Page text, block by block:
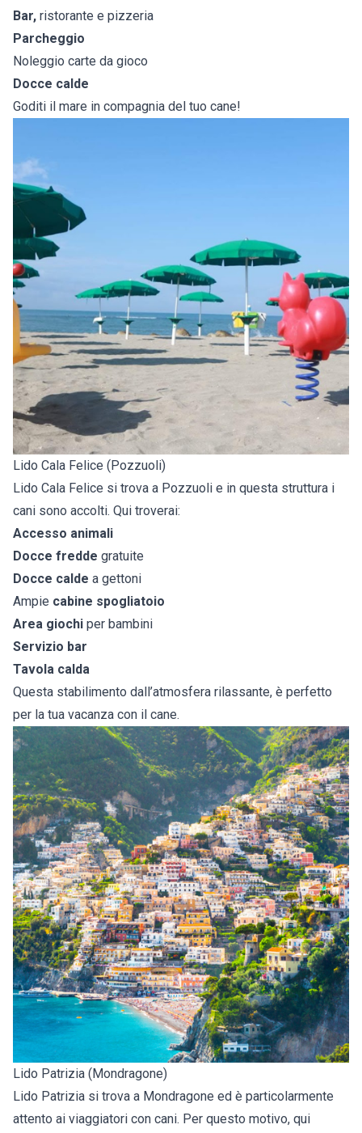
Bar, ristorante e pizzeria
Parcheggio
Noleggio carte da gioco
Docce calde
Goditi il mare in compagnia del tuo cane!
Lido Cala Felice (Pozzuoli)
Lido Cala Felice si trova a Pozzuoli e in questa struttura i
cani sono accolti. Qui troverai:
Accesso animali
Docce fredde gratuite
Docce calde a gettoni
Ampie cabine spogliatoio
Area giochi per bambini
Servizio bar
Tavola calda
Questa stabilimento dall’atmosfera rilassante, è perfetto
per la tua vacanza con il cane.
Lido Patrizia (Mondragone)
Lido Patrizia si trova a Mondragone ed è particolarmente
attento ai viaggiatori con cani. Per questo motivo, qui